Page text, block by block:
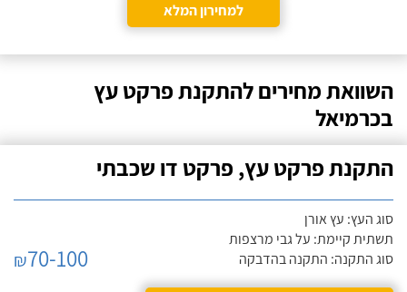
למחירון המלא
השוואת מחירים להתקנת פרקט עץ
בכרמיאל
התקנת פרקט עץ, פרקט דו שכבתי
סוג העץ: עץ אורן
תשתית קיימת: על גבי מרצפות
סוג התקנה: התקנה בהדבקה
₪70-100